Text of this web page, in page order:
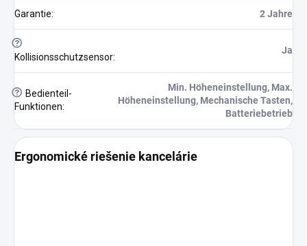
Garantie: 2 Jahre
?
Kollisionsschutzsensor:
Ja
?
Bedienteil-
Funktionen:
Min. Höheneinstellung, Max.
Höheneinstellung, Mechanische Tasten,
Batteriebetrieb
Ergonomické riešenie kancelárie